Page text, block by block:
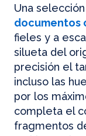
Una
documentos
fieles y a
silueta del
precisión el
incluso las
por los
completa el
fragmentos